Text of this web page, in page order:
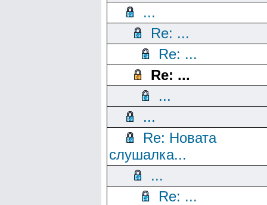
...
Re: ...
Re: ...
Re: ...
...
...
Re: Новата
слушалка...
...
Re: ...